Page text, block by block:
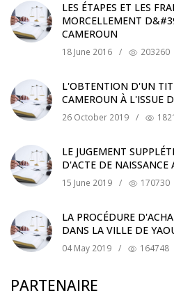
LES ÉTAPES ET LES
MORCELLEMENT
CAMEROUN
18 June 2016 / 203260
L'OBTENTION D'UN
CAMEROUN À L'ISSUE
26 October 2019 /
LE JUGEMENT
D'ACTE DE NAISSANCE
15 June 2019 / 170730
LA PROCÉDURE
DANS LA VILLE DE
04 May 2019 / 164748
PARTENAIRE